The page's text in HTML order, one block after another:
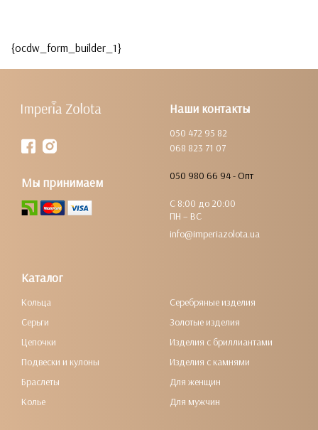
{ocdw_form_builder_1}
Наши контакты
050 472 95 82
068 823 71 07
050 980 66 94 - Опт
С 8:00 до 20:00
ПН – ВС
info@imperiazolota.ua
Мы принимаем
Каталог
Кольца
Серьги
Цепочки
Подвески и кулоны
Браслеты
Колье
Серебряные изделия
Золотые изделия
Изделия с бриллиантами
Изделия с камнями
Для женщин
Для мужчин